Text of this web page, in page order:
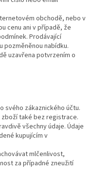
obchodě, nebo v
cenu ani v případě, že
Prodávající
pozměněnou nabídku.
uzavřena potvrzením o
svého zákaznického účtu.
také bez registrace.
všechny údaje. Údaje
kupujícím v
mlčenlivost,
za případné zneužití